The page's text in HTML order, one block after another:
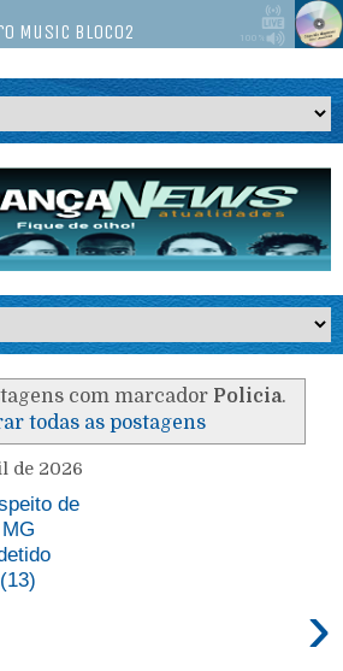
com marcador Policia.
todas as postagens
de 2026
de
›